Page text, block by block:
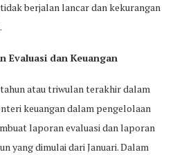
berjalan lancar dan kekurangan
Evaluasi dan Keuangan
atau triwulan terakhir dalam
keuangan dalam pengelolaan
laporan evaluasi dan laporan
yang dimulai dari Januari. Dalam